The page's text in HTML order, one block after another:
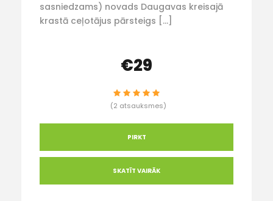
sasniedzams) novads Daugavas kreisajā
krastā ceļotājus pārsteigs […]
€29
(2 atsauksmes)
PIRKT
SKATĪT VAIRĀK